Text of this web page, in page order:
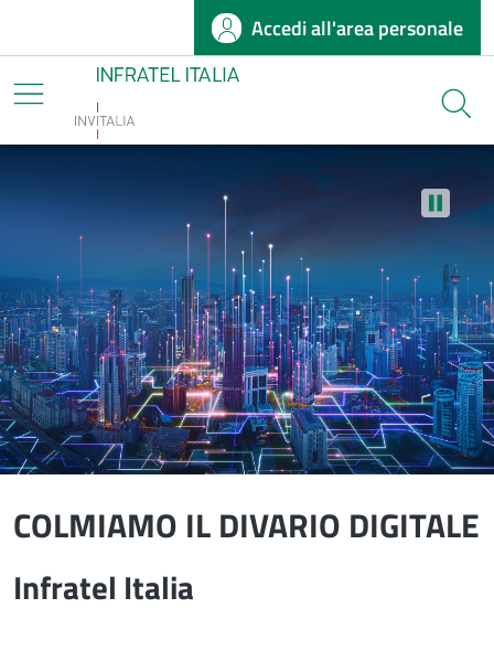
Salta al contenuto principaleAccedi all'area personale
Infratel
Stop
COLMIAMO IL DIVARIO DIGITALE
Infratel Italia